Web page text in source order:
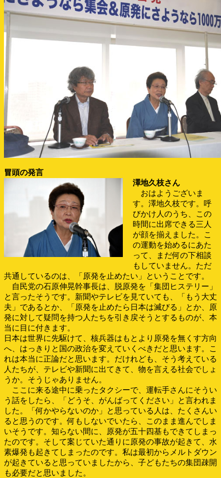
冒頭の発言
澤地久枝さん
おはようございま
す。澤地久枝です。呼
びかけ人のうち、この
時間に出席できる三人
が顔を揃えました。こ
の運動を始めるにあた
って、まだ何の下相談
もしていません。ただ
共通しているのは、「原発を止めたい」ということです。
自民党の石原伸晃幹事長は、脱原発を「集団ヒステリー」
と言ったそうです。新聞やテレビを見ていても、「もう大丈
夫」であるとか、「原発を止めたら日本は滅びる」とか、原
発に対して疑問を持つ人たちを引き戻そうとするものが、本
当に目に付きます。
日本は世界に先駆けて、核兵器はもとより原発を無くす方向
へ、はっきりと国の政治を変えていくべきだと思います。こ
れは本当に正論だと思います。だけれども、そう考えている
人たちが、テレビや新聞に出てきて、物を言える社会でしょ
うか。そうじゃありません。
ここに来る途中に乗ったタクシーで、運転手さんにそうい
う話をしたら、「どうそ、がんばってください」と言われま
した。「何かやらないのか」と思っている人は、たくさんい
ると思うのです。何もしないでいたら、このまま進んでしま
いそうです。知らない間に、原発が五十四基もできてしまっ
たのです。そして案じていた通りに原発の事故が起きて、水
素爆発も起きてしまったのです。私は最初からメルトダウン
が起きていると思っていましたから、子どもたちの集団疎開
も必要だと思いました。